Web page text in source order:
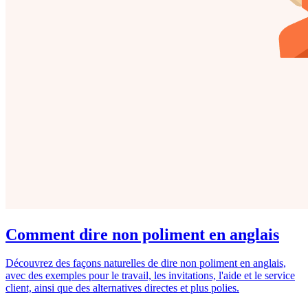
Comment dire non poliment en anglais
Découvrez des façons naturelles de dire non poliment en anglais,
avec des exemples pour le travail, les invitations, l'aide et le service
client, ainsi que des alternatives directes et plus polies.